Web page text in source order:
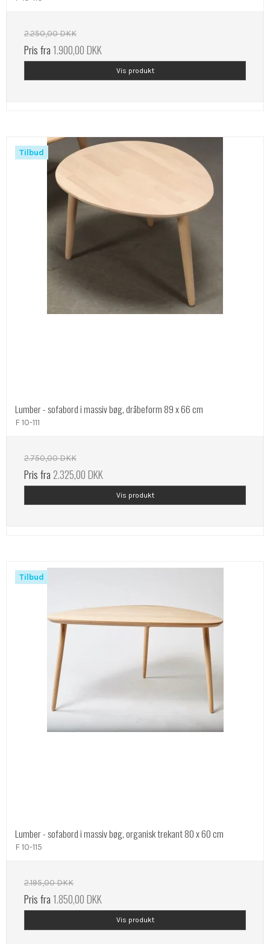
2.250,00 DKK
Pris fra1.900,00 DKK
Vis produkt
Tilbud
Lumber - sofabord i massiv bøg, dråbeform 89 x 66 cm
F 10-111
2.750,00 DKK
Pris fra2.325,00 DKK
Vis produkt
Tilbud
Lumber - sofabord i massiv bøg, organisk trekant 80 x 60 cm
F 10-115
2.195,00 DKK
Pris fra1.850,00 DKK
Vis produkt